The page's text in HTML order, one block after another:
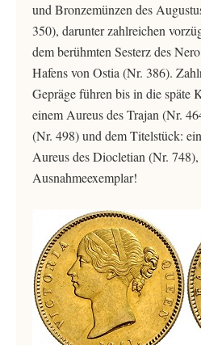
und Bronzemünzen des
350), darunter zahlreichen
dem berühmten Sesterz des
Hafens von Ostia (Nr. 386).
Gepräge führen bis in die späte
einem Aureus des Trajan (Nr.
(Nr. 498) und dem Titelstück:
Aureus des Diocletian (Nr. 748),
Ausnahmeexemplar!